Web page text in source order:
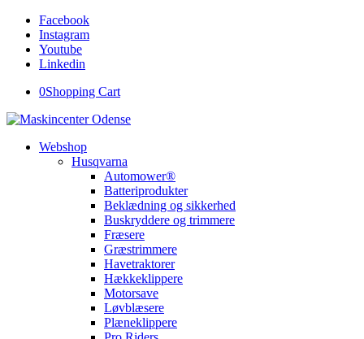
Facebook
Instagram
Youtube
Linkedin
0Shopping Cart
Webshop
Husqvarna
Automower®
Batteriprodukter
Beklædning og sikkerhed
Buskryddere og trimmere
Fræsere
Græstrimmere
Havetraktorer
Hækkeklippere
Motorsave
Løvblæsere
Plæneklippere